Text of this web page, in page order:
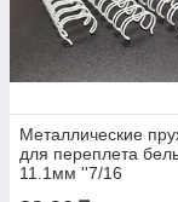
Металлические
для переплета
11.1мм ''7/16